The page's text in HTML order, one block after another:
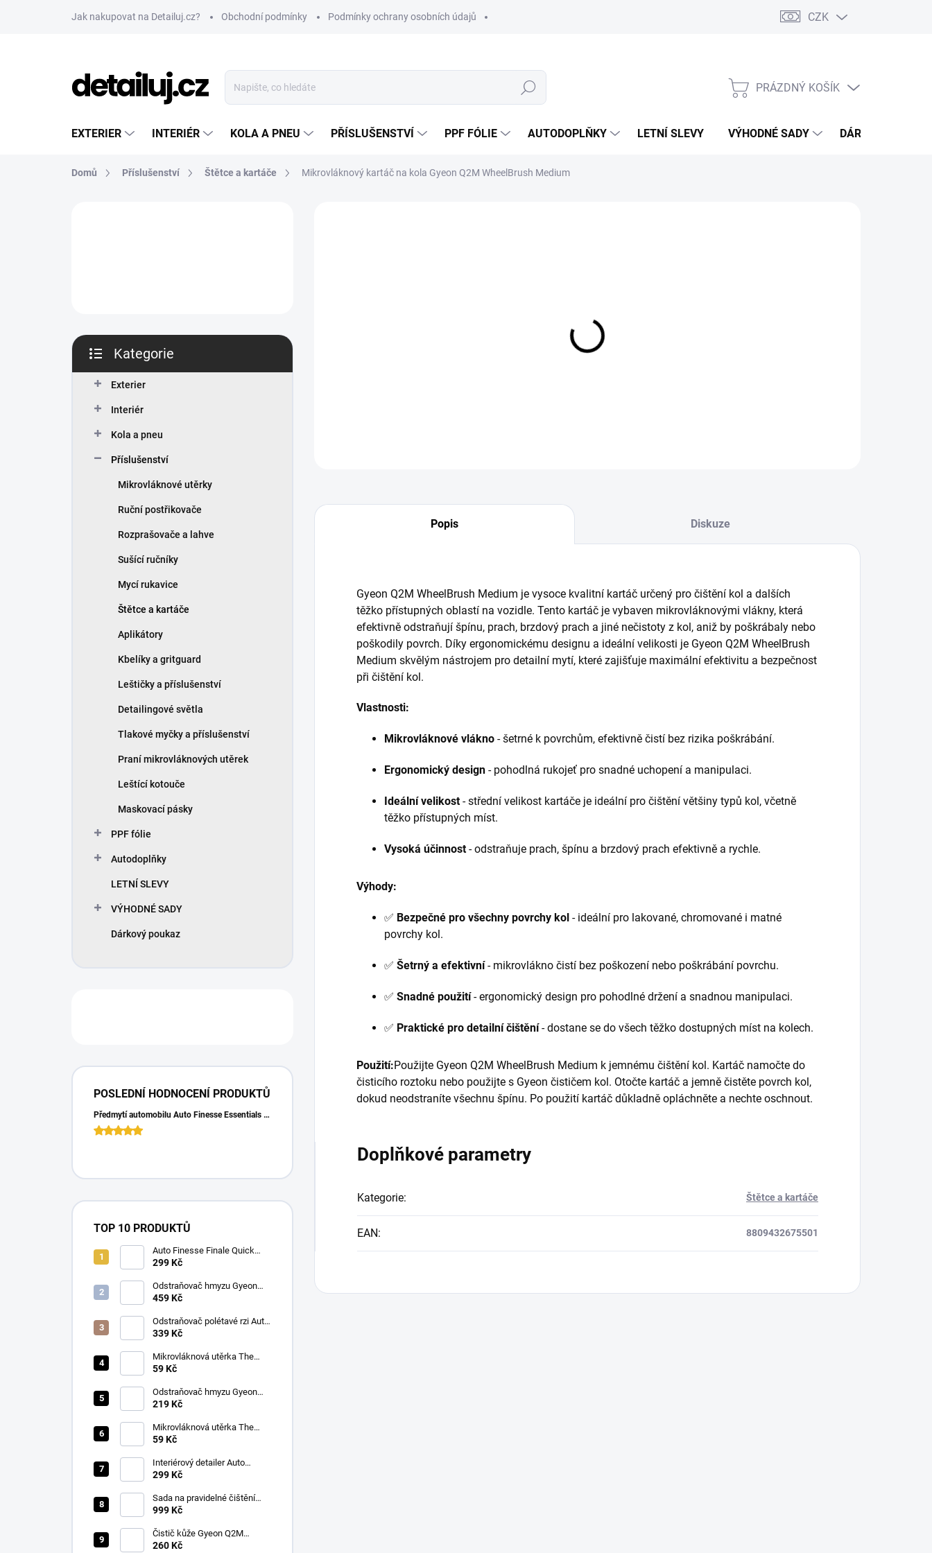
Jak nakupovat na Detailuj.cz? Obchodní podmínky Podmínky ochrany osobních údajů CZK
Hledat
NÁKUPNÍ
PRÁZDNÝ KOŠÍK
EXTERIER INTERIÉR KOLA A PNEU PŘÍSLUŠENSTVÍ PPF FÓLIE AUTODOPLŇKY LETNÍ SLEVY VÝHODNÉ SADY DÁRKOVÝ
Domů Příslušenství Štětce a kartáče Mikrovláknový kartáč na kola Gyeon Q2M WheelBrush Medium
p
n
kategorie
Kategorie
Exterier
Interiér
Kola a pneu
Příslušenství
Mikrovláknové utěrky
Ruční postřikovače
Rozprašovače a lahve
Sušící ručníky
Mycí rukavice
Štětce a kartáče
Aplikátory
Kbelíky a gritguard
Leštičky a příslušenství
Detailingové světla
Tlakové myčky a příslušenství
Praní mikrovláknových utěrek
Leštící kotouče
Maskovací pásky
PPF fólie
Autodoplňky
LETNÍ SLEVY
VÝHODNÉ SADY
Dárkový poukaz
POSLEDNÍ HODNOCENÍ PRODUKTŮ
Předmytí automobilu Auto Finesse Essentials Pre-Wash (500 ml)
TOP 10 PRODUKTŮ
Auto Finesse Finale Quick
Detailer (500 ml)
299 Kč
Odstraňovač hmyzu Gyeon
Q2M Bug&Grime (1 L)
459 Kč
Odstraňovač polétavé rzi Auto
Finesse Iron Out
ml)
339 Kč
Mikrovláknová utěrka The
Collection Allround & Coating
Blue)
59 Kč
Odstraňovač hmyzu Gyeon
Q2M Bug&Grime (500 ml)
219 Kč
Mikrovláknová utěrka The
Collection Allround & Coating
59 Kč
Interiérový detailer Auto
Finesse Spritz Interior Detail
299 Kč
Sada na pravidelné čištění
kůže v automobilu od Auto
999 Kč
Čistič kůže Gyeon Q2M
LeatherCleaner NATURAL
260 Kč
Popis Diskuze
Gyeon Q2M WheelBrush Medium je vysoce kvalitní kartáč určený pro čištění kol a dalších
těžko přístupných oblastí na vozidle. Tento kartáč je vybaven mikrovláknovými vlákny, která
efektivně odstraňují špínu, prach, brzdový prach a jiné nečistoty z kol, aniž by poškrábaly nebo
poškodily povrch. Díky ergonomickému designu a ideální velikosti je Gyeon Q2M WheelBrush
Medium skvělým nástrojem pro detailní mytí, které zajišťuje maximální efektivitu a bezpečnost
při čištění kol.
Vlastnosti:
Mikrovláknové vlákno - šetrné k povrchům, efektivně čistí bez rizika poškrábání.
Ergonomický design - pohodlná rukojeť pro snadné uchopení a manipulaci.
Ideální velikost- střední velikost kartáče je ideální pro čištění většiny typů kol, včetně
těžko přístupných míst.
Vysoká účinnost- odstraňuje prach, špínu a brzdový prach efektivně a rychle.
Výhody:
✅ Bezpečné pro všechny povrchy kol - ideální pro lakované, chromované i matné
povrchy kol.
✅ Šetrný a efektivní- mikrovlákno čistí bez poškození nebo poškrábání povrchu.
✅ Snadné použití- ergonomický design pro pohodlné držení a snadnou manipulaci.
✅ Praktické pro detailní čištění- dostane se do všech těžko dostupných míst na kolech.
Použití:Použijte Gyeon Q2M WheelBrush Medium k jemnému čištění kol. Kartáč namočte do
čisticího roztoku nebo použijte s Gyeon čističem kol. Otočte kartáč a jemně čistěte povrch kol,
dokud neodstraníte všechnu špínu. Po použití kartáč důkladně opláchněte a nechte oschnout.
Doplňkové parametry
Kategorie: Štětce a kartáče
EAN: 8809432675501